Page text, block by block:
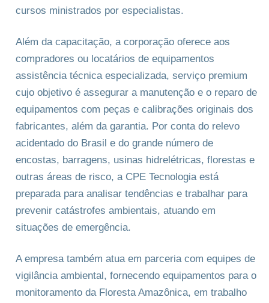
cursos ministrados por especialistas.
Além da capacitação, a corporação oferece aos
compradores ou locatários de equipamentos
assistência técnica especializada, serviço premium
cujo objetivo é assegurar a manutenção e o reparo de
equipamentos com peças e calibrações originais dos
fabricantes, além da garantia. Por conta do relevo
acidentado do Brasil e do grande número de
encostas, barragens, usinas hidrelétricas, florestas e
outras áreas de risco, a CPE Tecnologia está
preparada para analisar tendências e trabalhar para
prevenir catástrofes ambientais, atuando em
situações de emergência.
A empresa também atua em parceria com equipes de
vigilância ambiental, fornecendo equipamentos para o
monitoramento da Floresta Amazônica, em trabalho